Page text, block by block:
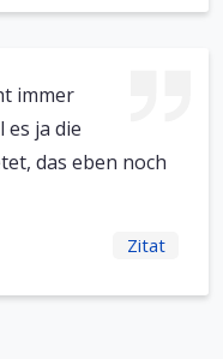
immer
es ja die
das eben noch
Zitat